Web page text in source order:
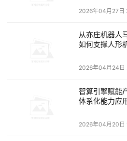
“智能越自主，安全越关键”的行
式，将成为企业应对AI安全挑战
2026年04月27日
从亦庄机器人
如何支撑人形
2026年04月24日
智算引擎赋能
体系化能力应
2026年04月20日